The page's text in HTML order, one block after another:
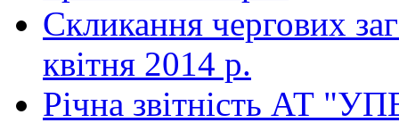
Скликання чергових
квітня 2014 р.
Річна звітність АТ